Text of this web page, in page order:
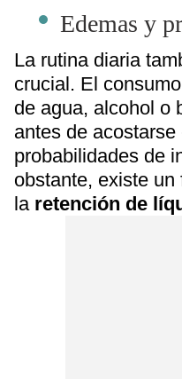
Edemas y
La rutina diaria
crucial. El
de agua, alcohol o
antes de acostarse
probabilidades de
obstante, existe
la retención de